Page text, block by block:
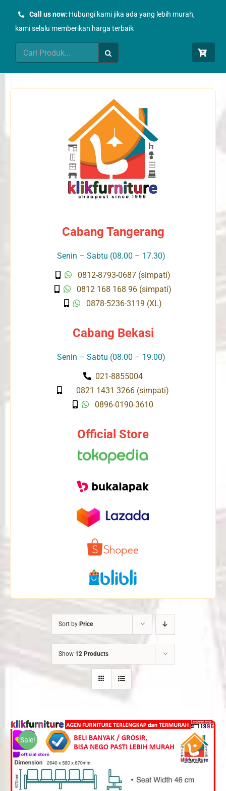
Call us now: Hubungi kami jika ada yang lebih murah,
kami selalu memberikan harga terbaik
Search
for:
Cabang Tangerang
Senin – Sabtu (08.00 – 17.30)
0812-8793-0687 (simpati)
0812 168 168 96 (simpati)
0878-5236-3119 (XL)
Cabang Bekasi
Senin – Sabtu (08.00 – 19.00)
021-8855004
0821 1431 3266 (simpati)
0896-0190-3610
Official Store
Sort by Price
Show 12 Products
Sale!